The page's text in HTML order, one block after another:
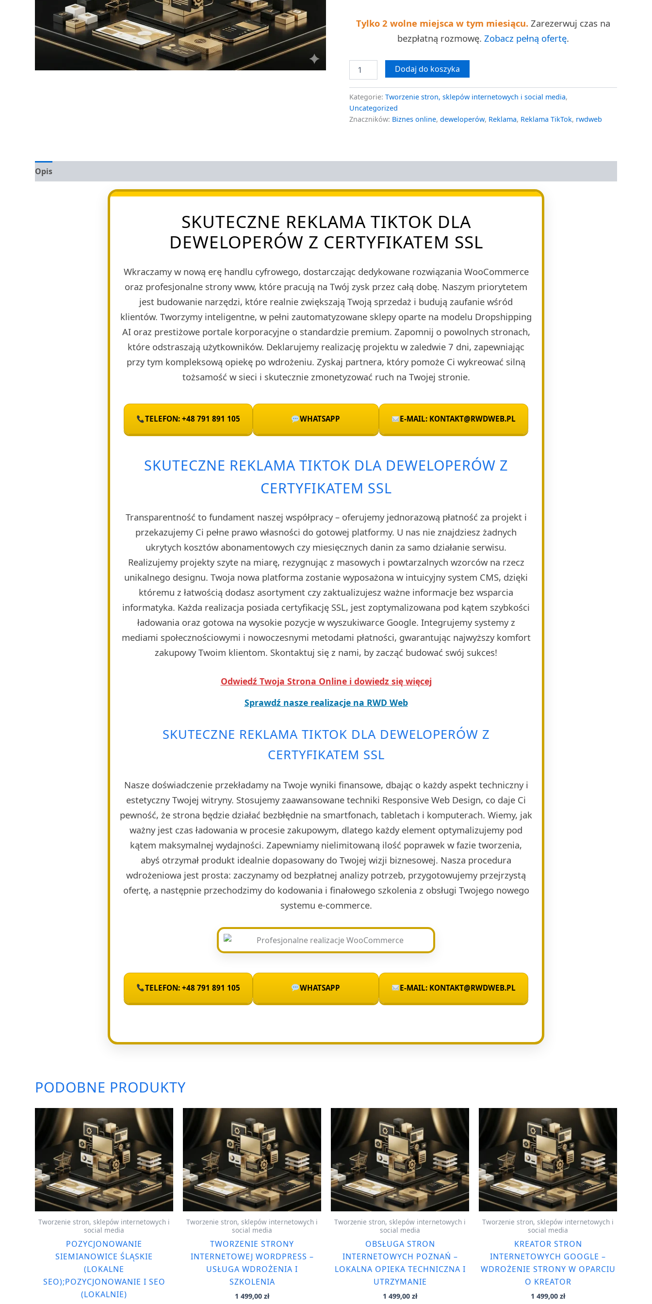
Tylko 2 wolne miejsca w tym miesiącu. Zarezerwuj czas na
bezpłatną rozmowę. Zobacz pełną ofertę.
Dodaj do koszyka
Kategorie: Tworzenie stron, sklepów internetowych i social media,
Uncategorized
Znaczników: Biznes online, deweloperów, Reklama, Reklama TikTok, rwdweb
Opis
SKUTECZNE REKLAMA TIKTOK DLA
DEWELOPERÓW Z CERTYFIKATEM SSL
Wkraczamy w nową erę handlu cyfrowego, dostarczając dedykowane rozwiązania WooCommerce
oraz profesjonalne strony www, które pracują na Twój zysk przez całą dobę. Naszym priorytetem
jest budowanie narzędzi, które realnie zwiększają Twoją sprzedaż i budują zaufanie wśród
klientów. Tworzymy inteligentne, w pełni zautomatyzowane sklepy oparte na modelu Dropshipping
AI oraz prestiżowe portale korporacyjne o standardzie premium. Zapomnij o powolnych stronach,
które odstraszają użytkowników. Deklarujemy realizację projektu w zaledwie 7 dni, zapewniając
przy tym kompleksową opiekę po wdrożeniu. Zyskaj partnera, który pomoże Ci wykreować silną
tożsamość w sieci i skutecznie zmonetyzować ruch na Twojej stronie.
TELEFON: +48 791 891 105 WHATSAPP E-MAIL: KONTAKT@RWDWEB.PL
SKUTECZNE REKLAMA TIKTOK DLA DEWELOPERÓW Z
CERTYFIKATEM SSL
Transparentność to fundament naszej współpracy – oferujemy jednorazową płatność za projekt i
przekazujemy Ci pełne prawo własności do gotowej platformy. U nas nie znajdziesz żadnych
ukrytych kosztów abonamentowych czy miesięcznych danin za samo działanie serwisu.
Realizujemy projekty szyte na miarę, rezygnując z masowych i powtarzalnych wzorców na rzecz
unikalnego designu. Twoja nowa platforma zostanie wyposażona w intuicyjny system CMS, dzięki
któremu z łatwością dodasz asortyment czy zaktualizujesz ważne informacje bez wsparcia
informatyka. Każda realizacja posiada certyfikację SSL, jest zoptymalizowana pod kątem szybkości
ładowania oraz gotowa na wysokie pozycje w wyszukiwarce Google. Integrujemy systemy z
mediami społecznościowymi i nowoczesnymi metodami płatności, gwarantując najwyższy komfort
zakupowy Twoim klientom. Skontaktuj się z nami, by zacząć budować swój sukces!
Odwiedź Twoja Strona Online i dowiedz się więcej
Sprawdź nasze realizacje na RWD Web
SKUTECZNE REKLAMA TIKTOK DLA DEWELOPERÓW Z
CERTYFIKATEM SSL
Nasze doświadczenie przekładamy na Twoje wyniki finansowe, dbając o każdy aspekt techniczny i
estetyczny Twojej witryny. Stosujemy zaawansowane techniki Responsive Web Design, co daje Ci
pewność, że strona będzie działać bezbłędnie na smartfonach, tabletach i komputerach. Wiemy, jak
ważny jest czas ładowania w procesie zakupowym, dlatego każdy element optymalizujemy pod
kątem maksymalnej wydajności. Zapewniamy nielimitowaną ilość poprawek w fazie tworzenia,
abyś otrzymał produkt idealnie dopasowany do Twojej wizji biznesowej. Nasza procedura
wdrożeniowa jest prosta: zaczynamy od bezpłatnej analizy potrzeb, przygotowujemy przejrzystą
ofertę, a następnie przechodzimy do kodowania i finałowego szkolenia z obsługi Twojego nowego
systemu e-commerce.
TELEFON: +48 791 891 105 WHATSAPP E-MAIL: KONTAKT@RWDWEB.PL
PODOBNE PRODUKTY
Tworzenie stron, sklepów internetowych i
social media
POZYCJONOWANIE
SIEMIANOWICE ŚLĄSKIE
(LOKALNE
SEO);POZYCJONOWANIE I SEO
(LOKALNIE)
Tworzenie stron, sklepów internetowych i
social media
TWORZENIE STRONY
INTERNETOWEJ WORDPRESS –
USŁUGA WDROŻENIA I
SZKOLENIA
1 499,00 zł
Tworzenie stron, sklepów internetowych i
social media
OBSŁUGA STRON
INTERNETOWYCH POZNAŃ –
LOKALNA OPIEKA TECHNICZNA I
UTRZYMANIE
1 499,00 zł
Tworzenie stron, sklepów internetowych i
social media
KREATOR STRON
INTERNETOWYCH GOOGLE –
WDROŻENIE STRONY W OPARCIU
O KREATOR
1 499,00 zł